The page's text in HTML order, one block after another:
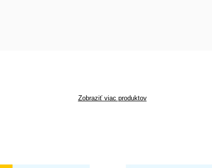
Zobraziť viac produktov